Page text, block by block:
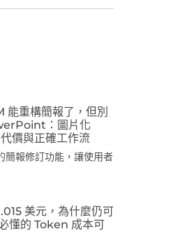
重構簡報了，但別
：圖片化
價與正確工作流
報修訂功能，讓使用者
美元，為什麼仍可
懂的 Token 成本可